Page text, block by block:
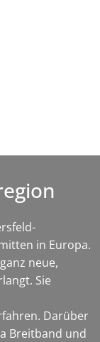
in Europa.
neue,
Sie
Darüber
Breitband und